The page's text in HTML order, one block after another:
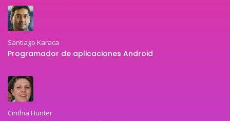
Santiago Karaca
Programador de aplicaciones Android
Cinthia Hunter